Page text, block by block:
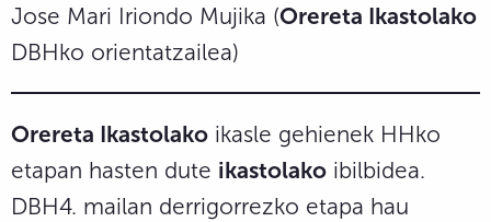
Jose Mari Iriondo Mujika (Orereta Ikastolako
DBHko orientatzailea)
Orereta Ikastolako ikasle gehienek HHko
etapan hasten dute ikastolako ibilbidea.
DBH4. mailan derrigorrezko etapa hau